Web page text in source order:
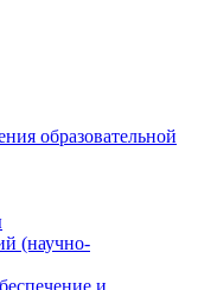
образовательной
(научно-
и